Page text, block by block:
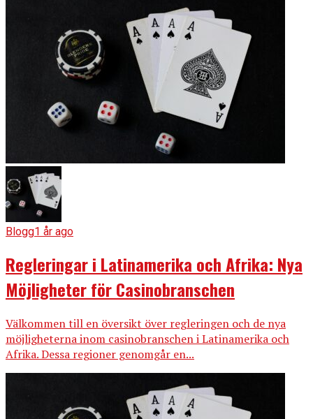
Blogg1 år ago
Regleringar i Latinamerika och Afrika: Nya
Möjligheter för Casinobranschen
Välkommen till en översikt över regleringen och de nya
möjligheterna inom casinobranschen i Latinamerika och
Afrika. Dessa regioner genomgår en...